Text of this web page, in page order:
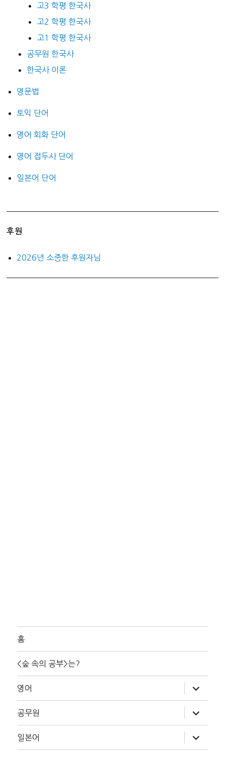
고3 학평 한국사
고2 학평 한국사
고1 학평 한국사
공무원 한국사
한국사 이론
영문법
토익 단어
영어 회화 단어
영어 접두사 단어
일본어 단어
후원
2026년 소중한 후원자님
홈
<숲 속의 공부>는?
영어
위
메
확
장
공무원
위
메
확
장
일본어
위
메